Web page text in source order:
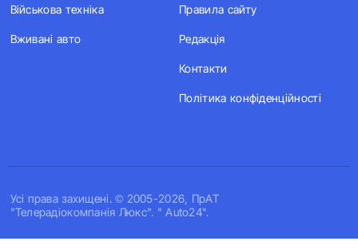
Усi права захищенi. © 2005-2026, ПрАТ
"Телерадіокомпанія Люкс". " Auto24".
Військова техніка
Вживані авто
Правила сайту
Редакція
Контакти
Політика конфіденційності